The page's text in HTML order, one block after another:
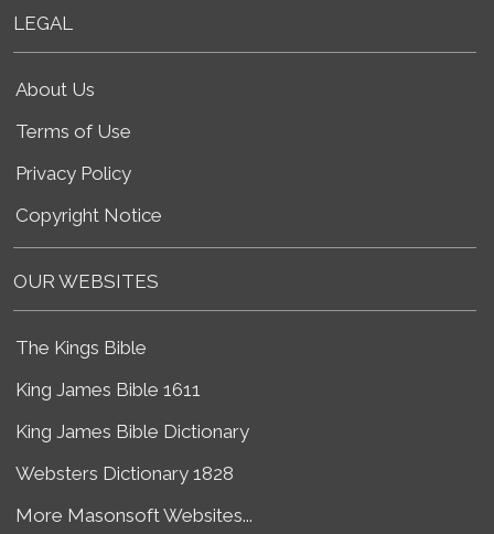
LEGAL
About Us
Terms of Use
Privacy Policy
Copyright Notice
OUR WEBSITES
The Kings Bible
King James Bible 1611
King James Bible Dictionary
Websters Dictionary 1828
More Masonsoft Websites...